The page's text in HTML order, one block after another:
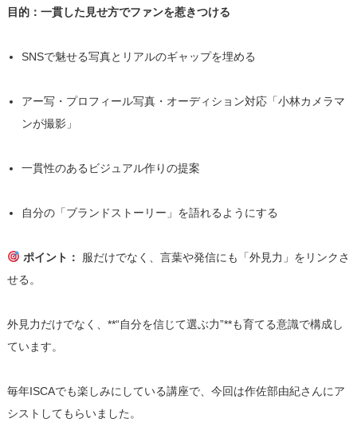
目的：一貫した見せ方でファンを惹きつける
SNSで魅せる写真とリアルのギャップを埋める
アー写・プロフィール写真・オーディション対応「小林カメラマ
ンが撮影」
一貫性のあるビジュアル作りの提案
自分の「ブランドストーリー」を語れるようにする
ポイント：
服だけでなく、言葉や発信にも「外見力」をリンクさ
せる。
外見力だけでなく、**“自分を信じて選ぶ力”**も育てる意識で構成し
ています。
毎年ISCAでも楽しみにしている講座で、今回は作佐部由紀さんにア
シストしてもらいました。